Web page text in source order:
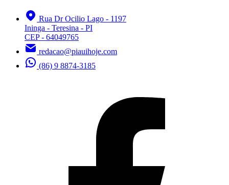
Rua Dr Ocilio Lago - 1197
Ininga - Teresina - PI
CEP - 64049765
redacao@piauihoje.com
(86) 9 8874-3185